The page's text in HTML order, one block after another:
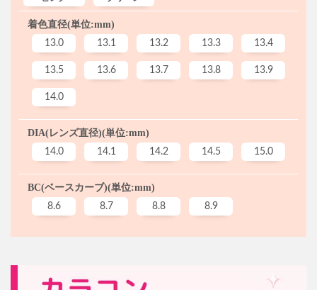
着色直径(単位:mm)
13.0 13.1 13.2 13.3 13.4
13.5 13.6 13.7 13.8 13.9
14.0
DIA(レンズ直径)(単位:mm)
14.0 14.1 14.2 14.5 15.0
BC(ベースカーブ)(単位:mm)
8.6 8.7 8.8 8.9